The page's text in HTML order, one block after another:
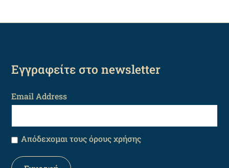
Εγγραφείτε στο newsletter
Email Address
Απόδεχομαι τους όρους χρήσης